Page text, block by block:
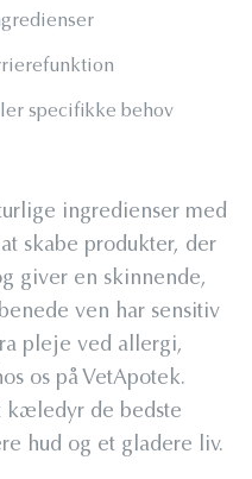
specifikke behov
ingredienser med
skabe produkter, der
giver en skinnende,
ven har sensitiv
pleje ved allergi,
os på VetApotek.
kæledyr de bedste
hud og et gladere liv.​